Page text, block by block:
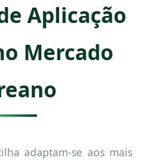
Aplicação
Mercado
adaptam-se aos mais